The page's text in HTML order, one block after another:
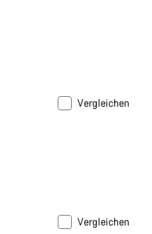
Vergleichen
Vergleichen